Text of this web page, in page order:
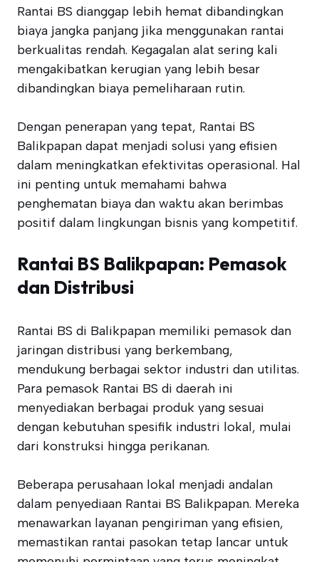
Rantai BS dianggap lebih hemat dibandingkan
biaya jangka panjang jika menggunakan rantai
berkualitas rendah. Kegagalan alat sering kali
mengakibatkan kerugian yang lebih besar
dibandingkan biaya pemeliharaan rutin.
Dengan penerapan yang tepat, Rantai BS
Balikpapan dapat menjadi solusi yang efisien
dalam meningkatkan efektivitas operasional. Hal
ini penting untuk memahami bahwa
penghematan biaya dan waktu akan berimbas
positif dalam lingkungan bisnis yang kompetitif.
Rantai BS Balikpapan: Pemasok
dan Distribusi
Rantai BS di Balikpapan memiliki pemasok dan
jaringan distribusi yang berkembang,
mendukung berbagai sektor industri dan utilitas.
Para pemasok Rantai BS di daerah ini
menyediakan berbagai produk yang sesuai
dengan kebutuhan spesifik industri lokal, mulai
dari konstruksi hingga perikanan.
Beberapa perusahaan lokal menjadi andalan
dalam penyediaan Rantai BS Balikpapan. Mereka
menawarkan layanan pengiriman yang efisien,
memastikan rantai pasokan tetap lancar untuk